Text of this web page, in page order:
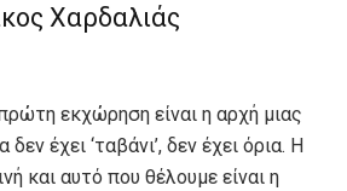
Χαρδαλιάς
εκχώρηση είναι η αρχή μιας
έχει ‘ταβάνι’, δεν έχει όρια. Η
και αυτό που θέλουμε είναι η